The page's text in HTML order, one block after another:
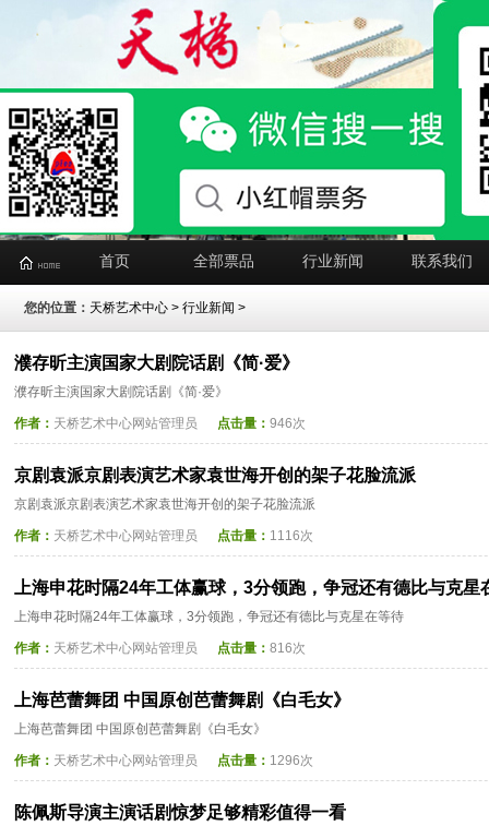
首页 全部票品 行业新闻 联系我们
您的位置： 天桥艺术中心 > 行业新闻 >
濮存昕主演国家大剧院话剧《简·爱》
濮存昕主演国家大剧院话剧《简·爱》
作者： 天桥艺术中心网站管理员 点击量： 946次
京剧袁派京剧表演艺术家袁世海开创的架子花脸流派
京剧袁派京剧表演艺术家袁世海开创的架子花脸流派
作者： 天桥艺术中心网站管理员 点击量： 1116次
上海申花时隔24年工体赢球，3分领跑，争冠还有德比与克星
上海申花时隔24年工体赢球，3分领跑，争冠还有德比与克星在等待
作者： 天桥艺术中心网站管理员 点击量： 816次
上海芭蕾舞团 中国原创芭蕾舞剧《白毛女》
上海芭蕾舞团 中国原创芭蕾舞剧《白毛女》
作者： 天桥艺术中心网站管理员 点击量： 1296次
陈佩斯导演主演话剧惊梦足够精彩值得一看